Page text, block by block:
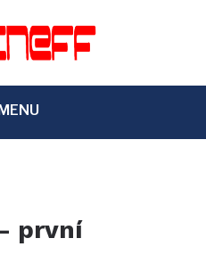
MENU
první